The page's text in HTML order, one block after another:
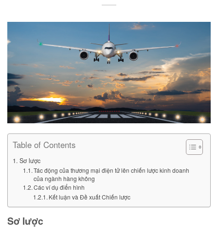
Table of Contents
Sơ lược
Tác động của thương mại điện tử lên chiến lược kinh doanh
của ngành hàng không
Các ví dụ điển hình
Kết luận và Đề xuất Chiến lược
Sơ lược